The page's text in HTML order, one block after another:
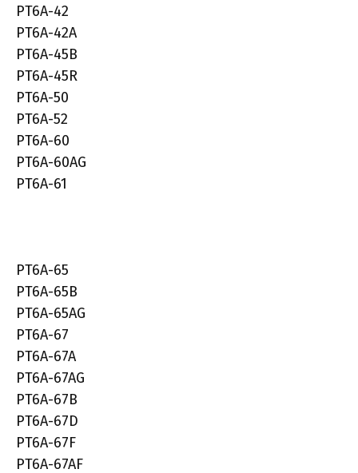
PT6A-42
PT6A-42A
PT6A-45B
PT6A-45R
PT6A-50
PT6A-52
PT6A-60
PT6A-60AG
PT6A-61
PT6A-65
PT6A-65B
PT6A-65AG
PT6A-67
PT6A-67A
PT6A-67AG
PT6A-67B
PT6A-67D
PT6A-67F
PT6A-67AF